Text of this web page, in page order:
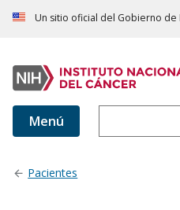
Un sitio oficial del Gobierno de
Menú
Pacientes